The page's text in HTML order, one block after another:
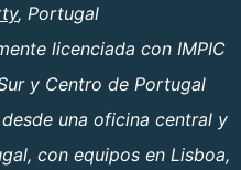
, Portugal
licenciada con IMPIC
y Centro de Portugal
una oficina central y
con equipos en Lisboa,